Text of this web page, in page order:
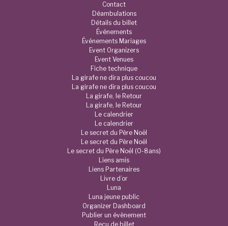
Contact
Déambulations
Détails du billet
Événements
Événements Mariages
Event Organizers
Event Venues
Fiche technique
La girafe ne dira plus coucou
La girafe ne dira plus coucou
La girafe, le Retour
La girafe, le Retour
Le calendrier
Le calendrier
Le secret du Père Noël
Le secret du Père Noël
Le secret du Père Noël (0-8ans)
Liens amis
Liens Partenaires
Livre d’or
Luna
Luna jeune public
Organizer Dashboard
Publier un évènement
Reçu de billet